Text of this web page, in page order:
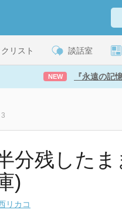
リスト 談話室
NEW 『永遠の記
分残した
)
リカコ